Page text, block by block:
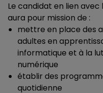
Le candidat en lien
aura pour mission de :
mettre en place des
adultes en
informatique et à la
numérique
établir des
quotidienne